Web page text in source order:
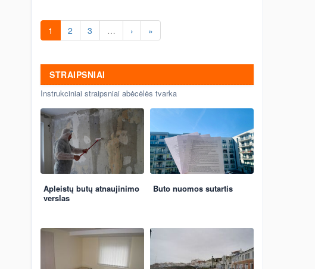
1 2 3 … › »
STRAIPSNIAI
Instrukciniai straipsniai abėcėlės tvarka
Apleistų butų atnaujinimo
verslas
Buto nuomos sutartis